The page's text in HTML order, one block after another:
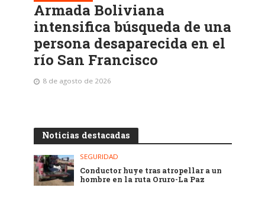
Armada Boliviana
intensifica búsqueda de una
persona desaparecida en el
río San Francisco
8 de agosto de 2026
Noticias destacadas
SEGURIDAD
Conductor huye tras atropellar a un
hombre en la ruta Oruro-La Paz